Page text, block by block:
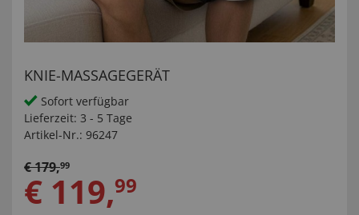
KNIE-MASSAGEGERÄT
Sofort verfügbar
Lieferzeit: 3 - 5 Tage
Artikel-Nr.: 96247
€179,99
€ 119,99